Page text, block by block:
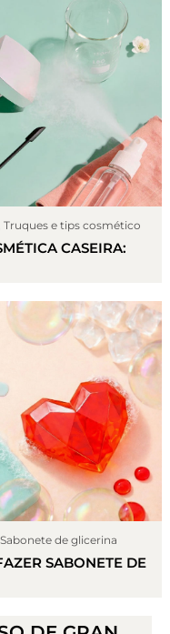
Truques e tips cosmético
CASEIRA:
Sabonete de glicerina
SABONETE DE